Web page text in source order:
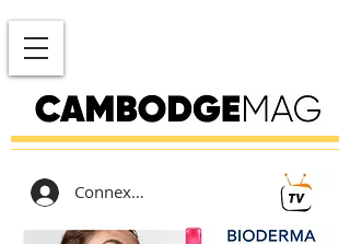
Connexion